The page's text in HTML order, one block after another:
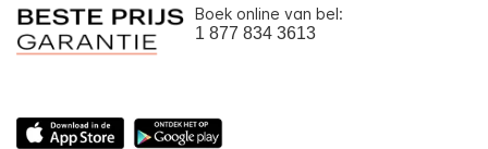
Boek online van bel:
1 877 834 3613